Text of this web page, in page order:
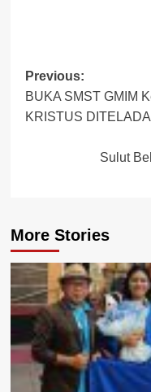
Post
navigation
Previous:
BUKA SMST GMIM
KRISTUS
Sulut
More Stories